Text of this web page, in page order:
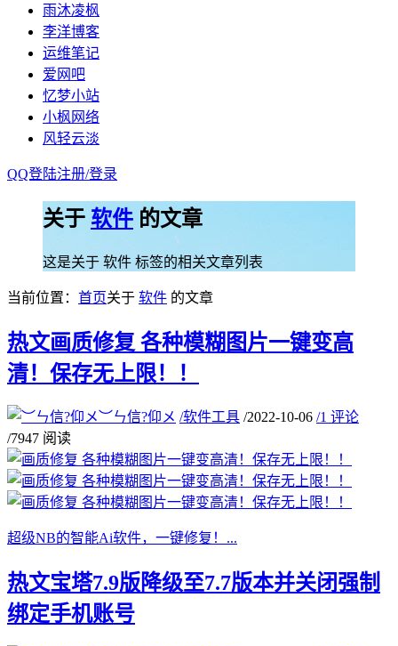
雨沐凌枫
李洋博客
运维笔记
爱网吧
忆梦小站
小枫网络
风轻云淡
QQ登陆注册/登录
关于 软件 的文章
这是关于 软件 标签的相关文章列表
当前位置： 首页关于 软件 的文章
热文画质修复 各种模糊图片一键变高
清！保存无上限！！
︶ㄣ信?仰メ /软件工具 /2022-10-06 /1 评论
/7947 阅读
超级NB的智能Ai软件，一键修复！...
热文宝塔7.9版降级至7.7版本并关闭强制
绑定手机账号